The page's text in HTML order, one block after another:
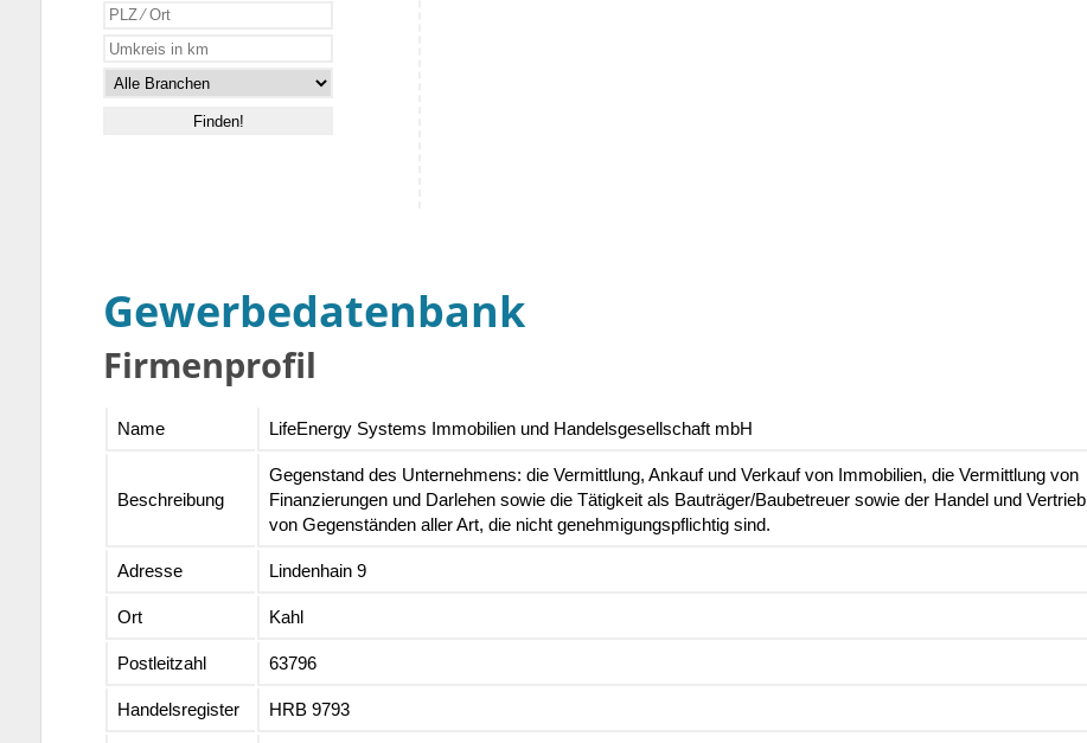
Gewerbedatenbank
Firmenprofil
Name LifeEnergy Systems Immobilien und Handelsgesellschaft mbH
Beschreibung
Gegenstand des Unternehmens: die Vermittlung, Ankauf und Verkauf von Immobilien, die Vermittlung von
Finanzierungen und Darlehen sowie die Tätigkeit als Bauträger/Baubetreuer sowie der Handel und Vertrieb
von Gegenständen aller Art, die nicht genehmigungspflichtig sind.
Adresse Lindenhain 9
Ort Kahl
Postleitzahl 63796
Handelsregister HRB 9793